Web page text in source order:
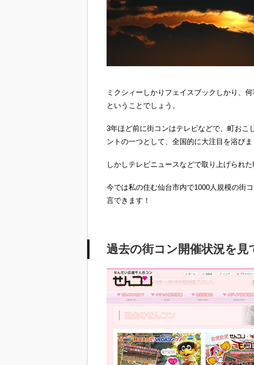
ミクシィーしかりフェイスブックしかり、
ということでしょう。
3年ほど前に街コンはテレビなどで、町おこ
ントの一つとして、全国的に大注目を浴びま
しかしテレビニュースなどで取り上げられた
今では私の住む仙台市内で1000人規模の街
言できます！
過去の街コン開催状況を見